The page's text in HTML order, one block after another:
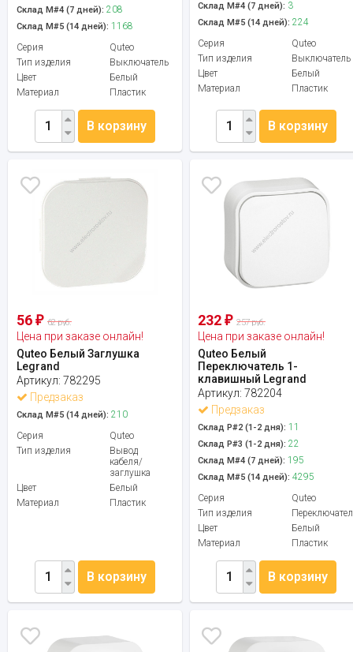
Склад М#4 (7 дней): 208
Склад М#5 (14 дней): 1168
Серия
Quteo
Тип изделия
Выключатель
Цвет
Белый
Материал
Пластик
В корзину
Склад М#4 (7 дней): 3
Склад М#5 (14 дней): 224
Серия
Quteo
Тип изделия
Выключатель
Цвет
Белый
Материал
Пластик
В корзину
56 ₽ 62 руб.
Цена при заказе онлайн!
Quteo Белый Заглушка
Legrand
Артикул: 782295
Предзаказ
Склад М#5 (14 дней): 210
Серия
Quteo
Тип изделия
Вывод
кабеля/
заглушка
Цвет
Белый
Материал
Пластик
В корзину
232₽ 257 руб.
Цена при заказе онлайн!
Quteo Белый
Переключатель 1-
клавишный Legrand
Артикул:782204
Предзаказ
Склад Р#2 (1-2 дня): 11
Склад Р#3 (1-2 дня): 22
Склад М#4 (7 дней): 195
Склад М#5 (14 дней): 4295
Серия
Quteo
Тип изделия
Цвет
Белый
Материал
Пластик
В корзину